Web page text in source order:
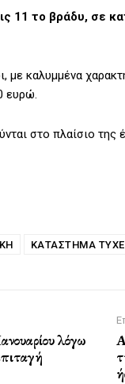
11 το βράδυ, σε
καλυμμένα
ευρώ.
στο πλαίσιο
ΚΑΤΆΣΤΗΜΑ
λόγω